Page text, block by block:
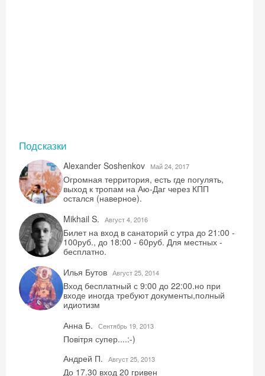
Подсказки
Alexander Soshenkov Май 24, 2017
Огромная территория, есть где погулять,
выход к тропам на Аю-Даг через КПП
остался (наверное).
Mikhail S.
Август 4, 2016
Билет на вход в санаторий с утра до 21:00 -
100руб., до 18:00 - 60руб. Для местных -
бесплатно.
Илья Бутов Август 25, 2014
Вход бесплатный с 9:00 до 22:00.но при
входе иногда требуют документы,полный
идиотизм
Анна Б.
Сентябрь 19, 2013
Повітря супер....:-)
Андрей П.
Август 25, 2013
До 17.30 вход 20 гривен